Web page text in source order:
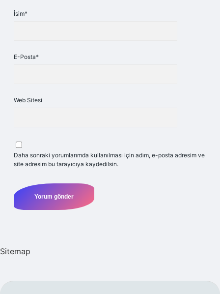
İsim*
E-Posta*
Web Sitesi
Daha sonraki yorumlarımda kullanılması için adım, e-posta adresim ve
site adresim bu tarayıcıya kaydedilsin.
Sitemap